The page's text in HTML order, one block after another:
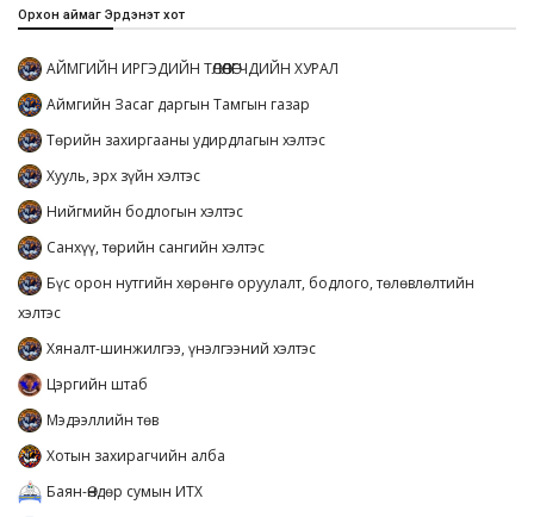
Орхон аймаг Эрдэнэт хот
АЙМГИЙН ИРГЭДИЙН ТӨЛӨӨЛӨГЧДИЙН ХУРАЛ
Аймгийн Засаг даргын Тамгын газар
Төрийн захиргааны удирдлагын хэлтэс
Хууль, эрх зүйн хэлтэс
Нийгмийн бодлогын хэлтэс
Санхүү, төрийн сангийн хэлтэс
Бүс орон нутгийн хөрөнгө оруулалт, бодлого, төлөвлөлтийн
хэлтэс
Хяналт-шинжилгээ, үнэлгээний хэлтэс
Цэргийн штаб
Мэдээллийн төв
Хотын захирагчийн алба
Баян-Өндөр сумын ИТХ